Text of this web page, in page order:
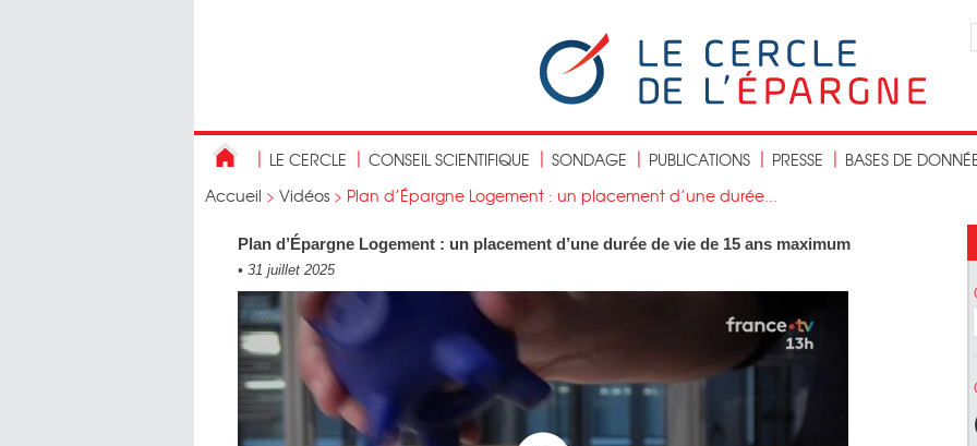
LE CERCLE CONSEIL SCIENTIFIQUE SONDAGE PUBLICATIONS PRESSE
BASES DE
Accueil > Vidéos > Plan d’Épargne Logement : un placement d’une durée...
Plan d’Épargne Logement : un placement d’une durée de vie de 15 ans maximum
• 31 juillet 2025